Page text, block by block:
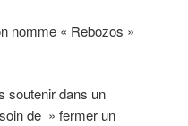
nomme « Rebozos »
soutenir dans un
de » fermer un